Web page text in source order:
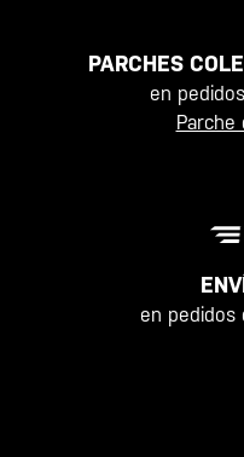
PARCHES
en
Parche
en pedidos